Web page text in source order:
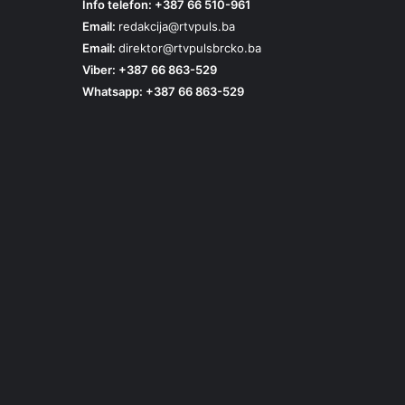
Info telefon: +387 66 510-961
Email: redakcija@rtvpuls.ba
Email: direktor@rtvpulsbrcko.ba
Viber: +387 66 863-529
Whatsapp: +387 66 863-529